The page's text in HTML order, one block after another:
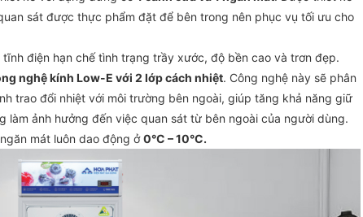
sát được thực phẩm đặt để bên trong nên phục vụ tối ưu cho
điện hạn chế tình trạng trầy xước, độ bền cao và trơn đẹp.
nghệ kính Low-E với 2 lớp cách nhiệt. Công nghệ này sẽ phân
trao đổi nhiệt với môi trường bên ngoài, giúp tăng khả năng giữ
làm ảnh hưởng đến việc quan sát từ bên ngoài của người dùng.
mát luôn dao động ở0°C – 10°C.